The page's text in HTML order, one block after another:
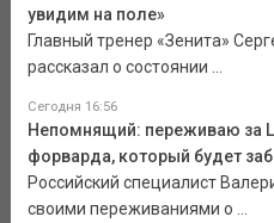
увидим на поле»
Главный тренер «Зенита»
рассказал о состоянии ...
Сегодня 16:56
Непомнящий: переживаю за
форварда, который будет
Российский специалист
своими переживаниями о ...